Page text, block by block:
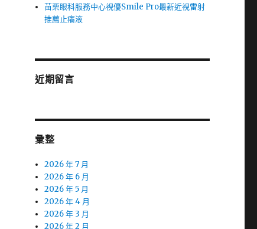
苗栗眼科服務中心視優Smile Pro最新近視雷射
推薦止癢液
近期留言
彙整
2026 年 7 月
2026 年 6 月
2026 年 5 月
2026 年 4 月
2026 年 3 月
2026 年 2 月